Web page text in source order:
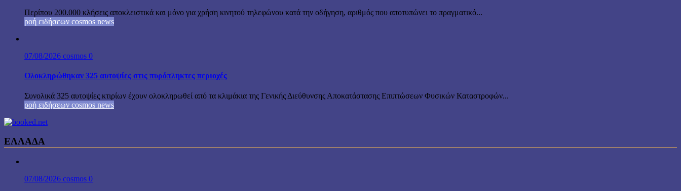
Περίπου 200.000 κλήσεις αποκλειστικά και μόνο για χρήση κινητού τηλεφώνου κατά την οδήγηση, αριθμός που αποτυπώνει το πραγματικό...
ροή ειδήσεων cosmos news
07/08/2026 cosmos 0
Ολοκληρώθηκαν 325 αυτοψίες στις πυρόπληκτες περιοχές
Συνολικά 325 αυτοψίες κτιρίων έχουν ολοκληρωθεί από τα κλιμάκια της Γενικής Διεύθυνσης Αποκατάστασης Επιπτώσεων Φυσικών Καταστροφών...
ροή ειδήσεων cosmos news
ΕΛΛΑΔΑ
07/08/2026 cosmos 0